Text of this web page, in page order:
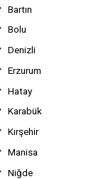
Bartın
Bolu
Denizli
Erzurum
Hatay
Karabük
Kırşehir
Manisa
Niğde